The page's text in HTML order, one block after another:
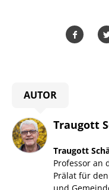
AUTOR
Traugott
Traugott
Professor an
Prälat für